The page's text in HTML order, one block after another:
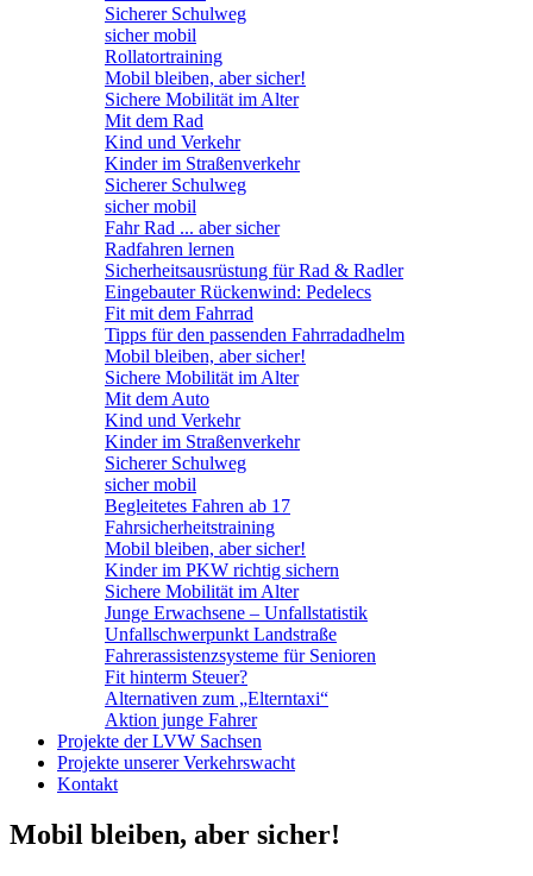
Sicherer Schulweg
sicher mobil
Rollatortraining
Mobil bleiben, aber sicher!
Sichere Mobilität im Alter
Mit dem Rad
Kind und Verkehr
Kinder im Straßenverkehr
Sicherer Schulweg
sicher mobil
Fahr Rad ... aber sicher
Radfahren lernen
Sicherheitsausrüstung für Rad & Radler
Eingebauter Rückenwind: Pedelecs
Fit mit dem Fahrrad
Tipps für den passenden Fahrradadhelm
Mobil bleiben, aber sicher!
Sichere Mobilität im Alter
Mit dem Auto
Kind und Verkehr
Kinder im Straßenverkehr
Sicherer Schulweg
sicher mobil
Begleitetes Fahren ab 17
Fahrsicherheitstraining
Mobil bleiben, aber sicher!
Kinder im PKW richtig sichern
Sichere Mobilität im Alter
Junge Erwachsene – Unfallstatistik
Unfallschwerpunkt Landstraße
Fahrerassistenzsysteme für Senioren
Fit hinterm Steuer?
Alternativen zum „Elterntaxi“
Aktion junge Fahrer
Projekte der LVW Sachsen
Projekte unserer Verkehrswacht
Kontakt
Mobil bleiben, aber sicher!